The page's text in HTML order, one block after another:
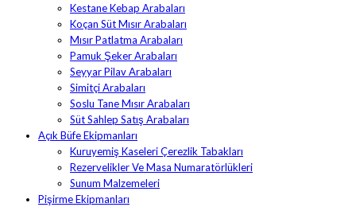
Kestane Kebap Arabaları
Koçan Süt Mısır Arabaları
Mısır Patlatma Arabaları
Pamuk Şeker Arabaları
Seyyar Pilav Arabaları
Simitçi Arabaları
Soslu Tane Mısır Arabaları
Süt Sahlep Satış Arabaları
Açık Büfe Ekipmanları
Kuruyemiş Kaseleri Çerezlik Tabakları
Rezervelikler Ve Masa Numaratörlükleri
Sunum Malzemeleri
Pişirme Ekipmanları